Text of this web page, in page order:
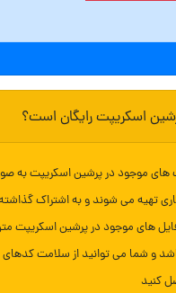
اسکریپت رایگان است؟
های موجود در پرشین اسکریپت به
تهیه می شوند و به اشتراک
های موجود در پرشین اسکریپت
و شما می توانید از سلامت
کنید